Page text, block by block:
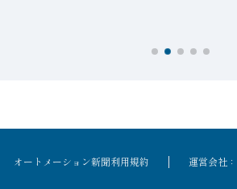
オートメーション新聞利用規約 運営会社